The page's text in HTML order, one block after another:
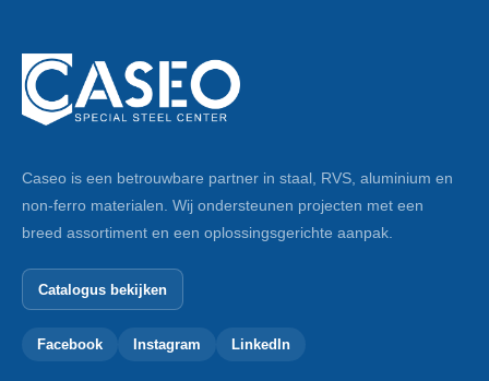
Caseo is een betrouwbare partner in staal, RVS, aluminium en
non-ferro materialen. Wij ondersteunen projecten met een
breed assortiment en een oplossingsgerichte aanpak.
Catalogus bekijken
Facebook Instagram LinkedIn